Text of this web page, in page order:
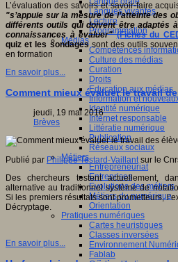
Langues vivantes
Lecture
Programmation
Médias
Compétences
Culture des médias
Curation
Droits
Education aux médias
Information et
Identité numérique
Internet responsable
Littératie numérique
Publication
Réseaux sociaux
Métiers
Entrepreneuriat
Entreprises
Evolutions des métiers
Métiers du numérique
Orientation
Pratiques numériques
Cartes heuristiques
Classes inversées
Environnement
Fablab
L’évaluation des savoirs et savoir-faire
"s’appuie sur la mesure de l’atteinte des
différents outils qui doivent être adaptés
connaissances à évaluer"(Fiches du
quiz et les sondagessont des outils
en formation
En savoir plus...
Comment mieux évaluer le travail
jeudi, 19 mai 2016
Brèves
Publié par Philippe Testard-Vaillantsur le
Des chercheurs testent actuellement,
alternative au traditionnel système de
Si les premiers résultats sont prometteurs,
Décryptage.
En savoir plus...